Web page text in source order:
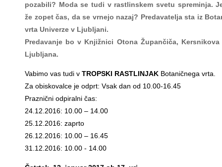
pozabili? Moda se tudi v rastlinskem svetu spreminja.
že zopet čas, da se vrnejo nazaj? Predavatelja sta iz
vrta Univerze v Ljubljani.
Predavanje bo v Knjižnici Otona Župančiča,
Ljubljana.
Vabimo vas tudi v TROPSKI RASTLINJAK Botaničnega vrta.
Za obiskovalce je odprt: Vsak dan od 10.00-16.45
Praznični odpiralni čas:
24.12.2016: 10.00 – 14.00
25.12.2016: zaprto
26.12.2016: 10.00 – 16.45
31.12.2016: 10.00 - 14.00